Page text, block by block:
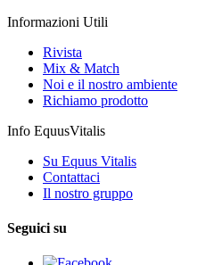
Informazioni Utili
Rivista
Mix & Match
Noi e il nostro ambiente
Richiamo prodotto
Info EquusVitalis
Su Equus Vitalis
Contattaci
Il nostro gruppo
Seguici su